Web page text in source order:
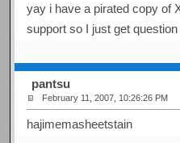
yay i have a pirated copy of
support so I just get
pantsu
February 11, 2007, 10:26:26 PM
hajimemasheetstain